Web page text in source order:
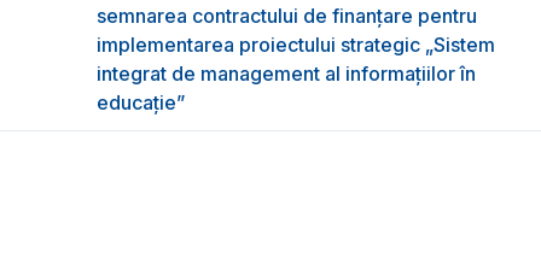
semnarea contractului de finanțare pentru
implementarea proiectului strategic „Sistem
integrat de management al informațiilor în
educație”